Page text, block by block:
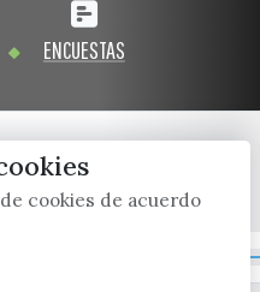
ENCUESTAS
youtube instagram
cookies de acuerdo